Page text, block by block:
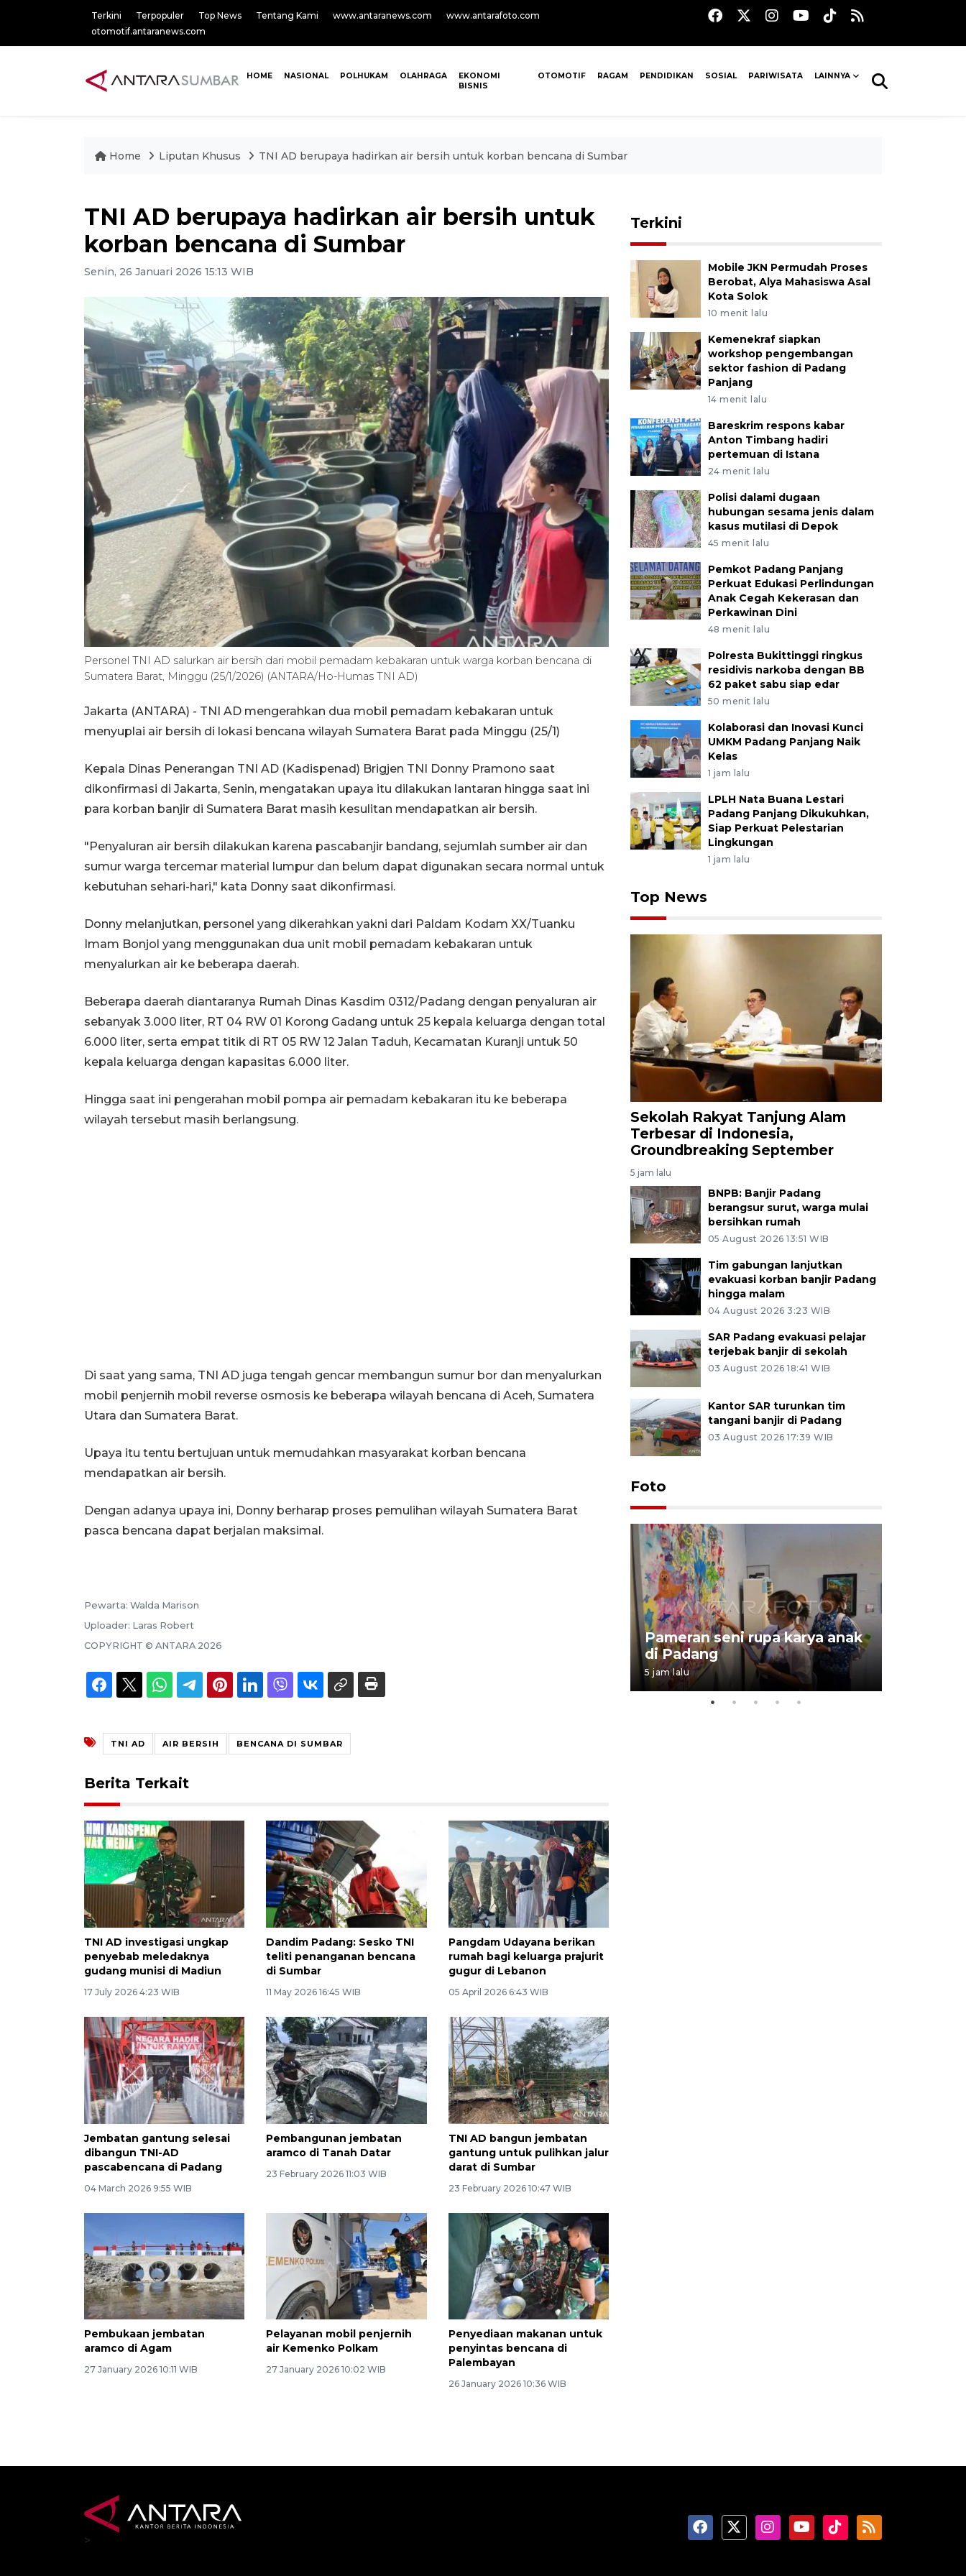
Terkini Terpopuler Top News Tentang Kami www.antaranews.com
www.antarafoto.com
otomotif.antaranews.com
HOME NASIONAL POLHUKAM OLAHRAGA
EKONOMI
BISNIS
OTOMOTIF RAGAM PENDIDIKAN SOSIAL PARIWISATA LAINNYA
Home Liputan Khusus TNI AD berupaya hadirkan air bersih untuk korban bencana di Sumbar
TNI AD berupaya hadirkan air bersih untuk
korban bencana di Sumbar
Senin, 26 Januari 2026 15:13 WIB
Personel TNI AD salurkan air bersih dari mobil pemadam kebakaran untuk warga korban bencana di
Sumatera Barat, Minggu (25/1/2026) (ANTARA/Ho-Humas TNI AD)
Jakarta (ANTARA) - TNI AD mengerahkan dua mobil pemadam kebakaran untuk
menyuplai air bersih di lokasi bencana wilayah Sumatera Barat pada Minggu (25/1)
Kepala Dinas Penerangan TNI AD (Kadispenad) Brigjen TNI Donny Pramono saat
dikonfirmasi di Jakarta, Senin, mengatakan upaya itu dilakukan lantaran hingga saat ini
para korban banjir di Sumatera Barat masih kesulitan mendapatkan air bersih.
"Penyaluran air bersih dilakukan karena pascabanjir bandang, sejumlah sumber air dan
sumur warga tercemar material lumpur dan belum dapat digunakan secara normal untuk
kebutuhan sehari-hari," kata Donny saat dikonfirmasi.
Donny melanjutkan, personel yang dikerahkan yakni dari Paldam Kodam XX/Tuanku
Imam Bonjol yang menggunakan dua unit mobil pemadam kebakaran untuk
menyalurkan air ke beberapa daerah.
Beberapa daerah diantaranya Rumah Dinas Kasdim 0312/Padang dengan penyaluran air
sebanyak 3.000 liter, RT 04 RW 01 Korong Gadang untuk 25 kepala keluarga dengan total
6.000 liter, serta empat titik di RT 05 RW 12 Jalan Taduh, Kecamatan Kuranji untuk 50
kepala keluarga dengan kapasitas 6.000 liter.
Hingga saat ini pengerahan mobil pompa air pemadam kebakaran itu ke beberapa
wilayah tersebut masih berlangsung.
Di saat yang sama, TNI AD juga tengah gencar membangun sumur bor dan menyalurkan
mobil penjernih mobil reverse osmosis ke beberapa wilayah bencana di Aceh, Sumatera
Utara dan Sumatera Barat.
Upaya itu tentu bertujuan untuk memudahkan masyarakat korban bencana
mendapatkan air bersih.
Dengan adanya upaya ini, Donny berharap proses pemulihan wilayah Sumatera Barat
pasca bencana dapat berjalan maksimal.
Pewarta: Walda Marison
Uploader: Laras Robert
COPYRIGHT © ANTARA 2026
TNI AD AIR BERSIH BENCANA DI SUMBAR
Berita Terkait
TNI AD investigasi ungkap
penyebab meledaknya
gudang munisi di Madiun
17 July 2026 4:23 WIB
Dandim Padang: Sesko TNI
teliti penanganan bencana
di Sumbar
11 May 2026 16:45 WIB
Pangdam Udayana berikan
rumah bagi keluarga prajurit
gugur di Lebanon
05 April 2026 6:43 WIB
Jembatan gantung selesai
dibangun TNI-AD
pascabencana di Padang
04 March 2026 9:55 WIB
Pembangunan jembatan
aramco di Tanah Datar
23 February 2026 11:03 WIB
TNI AD bangun jembatan
gantung untuk pulihkan jalur
darat di Sumbar
23 February 2026 10:47 WIB
Pembukaan jembatan
aramco di Agam
27 January 2026 10:11 WIB
Pelayanan mobil penjernih
air Kemenko Polkam
27 January 2026 10:02 WIB
Penyediaan makanan untuk
penyintas bencana di
Palembayan
26 January 2026 10:36 WIB
Terkini
Mobile JKN Permudah Proses
Berobat, Alya Mahasiswa Asal
Kota Solok
10 menit lalu
Kemenekraf siapkan
workshop pengembangan
sektor fashion di Padang
Panjang
14 menit lalu
Bareskrim respons kabar
Anton Timbang hadiri
pertemuan di Istana
24 menit lalu
Polisi dalami dugaan
hubungan sesama jenis dalam
kasus mutilasi di Depok
45 menit lalu
Pemkot Padang Panjang
Perkuat Edukasi Perlindungan
Anak Cegah Kekerasan dan
Perkawinan Dini
48 menit lalu
Polresta Bukittinggi ringkus
residivis narkoba dengan BB
62 paket sabu siap edar
50 menit lalu
Kolaborasi dan Inovasi Kunci
UMKM Padang Panjang Naik
Kelas
1 jam lalu
LPLH Nata Buana Lestari
Padang Panjang Dikukuhkan,
Siap Perkuat Pelestarian
Lingkungan
1 jam lalu
Top News
Sekolah Rakyat Tanjung Alam
Terbesar di Indonesia,
Groundbreaking September
5 jam lalu
BNPB: Banjir Padang
berangsur surut, warga mulai
bersihkan rumah
05 August 2026 13:51 WIB
Tim gabungan lanjutkan
evakuasi korban banjir Padang
hingga malam
04 August 2026 3:23 WIB
SAR Padang evakuasi pelajar
terjebak banjir di sekolah
03 August 2026 18:41 WIB
Kantor SAR turunkan tim
tangani banjir di Padang
03 August 2026 17:39 WIB
Foto
Pameran seni rupa karya anak
di Padang
5 jam lalu
>